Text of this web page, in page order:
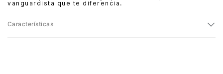
vanguardista que te diferencia.
Características